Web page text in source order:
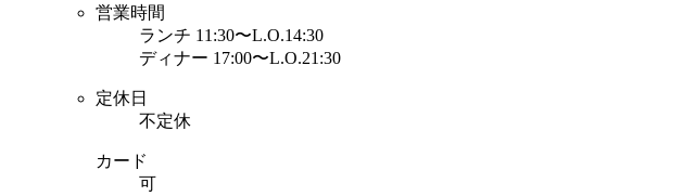
営業時間
ランチ 11:30〜L.O.14:30
ディナー 17:00〜L.O.21:30
定休日
不定休
カード
可